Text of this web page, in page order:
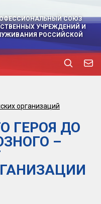
СОЮЗ
УЧРЕЖДЕНИЙ И
РОССИЙСКОЙ
организаций
ГЕРОЯ ДО
–